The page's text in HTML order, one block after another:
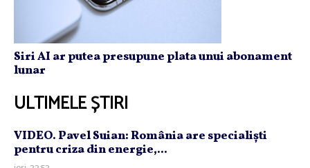
Siri AI ar putea presupune plata unui abonament
lunar
ULTIMELE ȘTIRI
VIDEO. Pavel Suian: România are specialişti
pentru criza din energie,...